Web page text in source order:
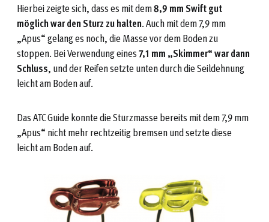
Hierbei zeigte sich, dass es mit dem8,9 mm Swift gut
möglich war den Sturz zu halten. Auch mit dem 7,9 mm
„Apus“ gelang es noch, die Masse vor dem Boden zu
stoppen. Bei Verwendung eines7,1 mm „Skimmer“ war dann
Schluss, und der Reifen setzte unten durch die Seildehnung
leicht am Boden auf.
Das ATC Guide konnte die Sturzmasse bereits mit dem 7,9 mm
„Apus“ nicht mehr rechtzeitig bremsen und setzte diese
leicht am Boden auf.